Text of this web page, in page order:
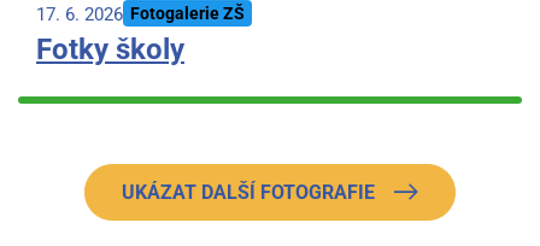
17. 6. 2026 Fotogalerie ZŠ
Fotky školy
UKÁZAT DALŠÍ FOTOGRAFIE